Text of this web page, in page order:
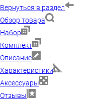
Вернуться в раздел
Обзор товара
Набор
Комплект
Описание
Характеристики
Аксессуары
Отзывы